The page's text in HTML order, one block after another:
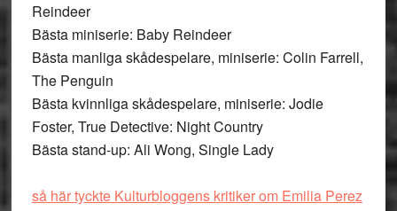
Reindeer
Bästa miniserie: Baby Reindeer
Bästa manliga skådespelare, miniserie: Colin Farrell,
The Penguin
Bästa kvinnliga skådespelare, miniserie: Jodie
Foster, True Detective: Night Country
Bästa stand-up: Ali Wong, Single Lady
så här tyckte Kulturbloggens kritiker om Emilia Perez